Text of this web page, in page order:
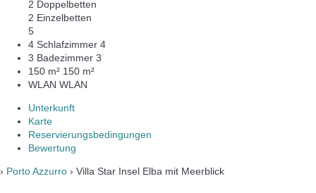
2 Doppelbetten
2 Einzelbetten
5
4 Schlafzimmer 4
3 Badezimmer 3
150 m² 150 m²
WLAN WLAN
Unterkunft
Karte
Reservierungsbedingungen
Bewertung
› Porto Azzurro › Villa Star Insel Elba mit Meerblick